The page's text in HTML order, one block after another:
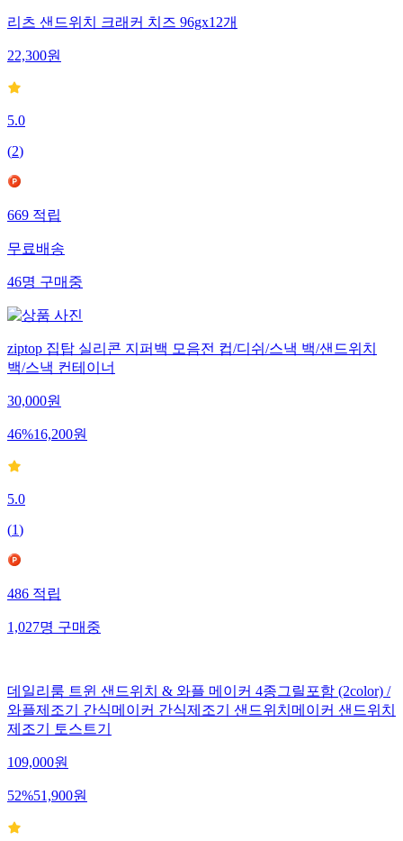
리츠 샌드위치 크래커 치즈 96gx12개
22,300원
5.0
(2)
669적립
무료배송
46명구매중
ziptop 집탑 실리콘 지퍼백 모음전 컵/디쉬/스낵 백/샌드위치
백/스낵 컨테이너
30,000원
46%16,200원
5.0
(1)
486적립
1,027명구매중
데일리룸 트윈 샌드위치 & 와플 메이커 4종그릴포함 (2color) /
와플제조기 간식메이커 간식제조기 샌드위치메이커 샌드위치
제조기 토스트기
109,000원
52%51,900원